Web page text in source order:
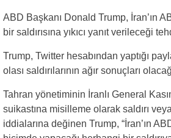
ABD Başkanı Donald Trump, İran’ın
bir saldırısına yıkıcı yanıt verileceği
Trump, Twitter hesabından yaptığı
olası saldırılarının ağır sonuçları
Tahran yönetiminin İranlı General
suikastına misilleme olarak saldırı
iddialarına değinen Trump, “İran’ın